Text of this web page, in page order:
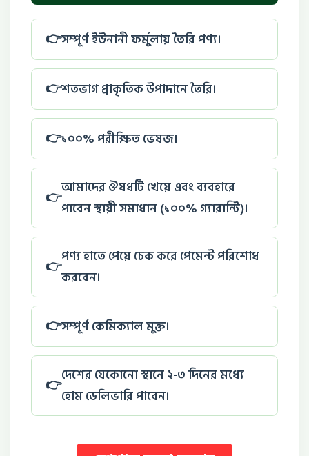
সম্পূর্ণ ইউনানী ফর্মুলায় তৈরি পণ্য।
শতভাগ প্রাকৃতিক উপাদানে তৈরি।
১০০% পরীক্ষিত ভেষজ।
আমাদের ঔষধটি খেয়ে এবং ব্যবহারে
পাবেন স্থায়ী সমাধান (১০০% গ্যারান্টি)।
পণ্য হাতে পেয়ে চেক করে পেমেন্ট পরিশোধ
করবেন।
সম্পূর্ণ কেমিক্যাল মুক্ত।
দেশের যেকোনো স্থানে ২-৩ দিনের মধ্যে
হোম ডেলিভারি পাবেন।